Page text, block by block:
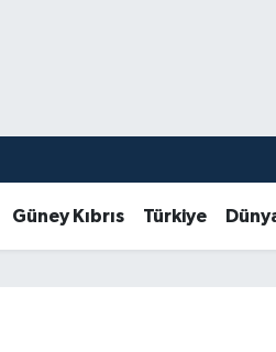
Güney Kıbrıs Türkiye